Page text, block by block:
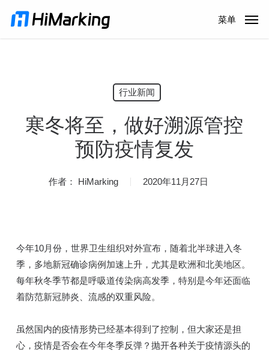
菜单
行业新闻
寒冬将至，做好溯源管控
预防疫情复发
作者： HiMarking 2020年11月27日
今年10月份，世界卫生组织对外宣布，随着北半球进入冬
季，多地新冠确诊病例加速上升，尤其是欧洲和北美地区。
每年秋冬季节都是呼吸道传染病高发季，特别是今年还面临
着防范新冠肺炎、流感的双重风险。
虽然国内的疫情形势已经基本得到了控制，但大家还是担
心，疫情是否会在今年冬季反弹？抛开各种关于疫情源头的